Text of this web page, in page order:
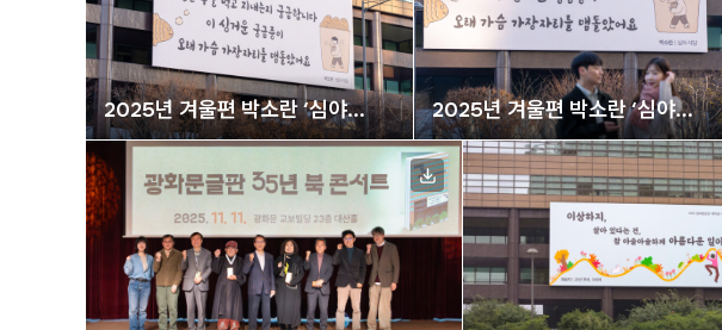
2025년 겨울편 박소란 ‘심야
식당’
2025년 겨울편 박소란 ‘심야
식당’